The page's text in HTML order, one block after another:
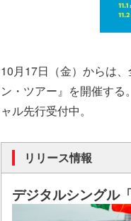
10月17日（金）からは
ン・ツアー』を開催する。
ャル先行受付中。
リリース情報
デジタルシングル